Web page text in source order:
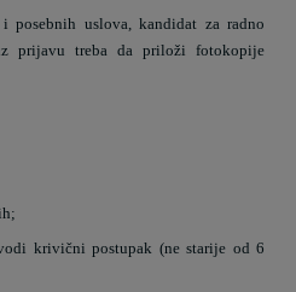
uslova, kandidat za radno
prijavu treba da priloži fotokopije
krivični postupak (ne starije od 6